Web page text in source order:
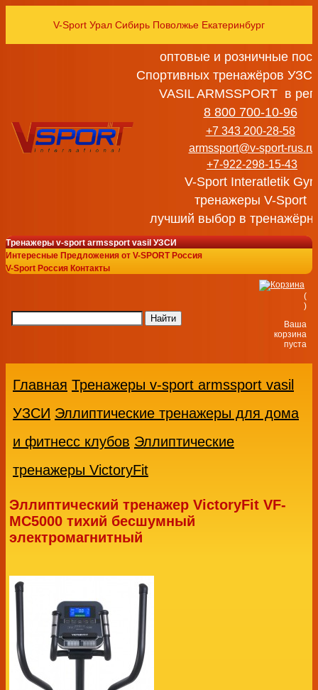
V-Sport Урал Сибирь Поволжье Екатеринбург
оптовые и розничные
Спортивных тренажёров
VASIL ARMSSPORT в
8 800 700-10-96
+7 343 200-28-58
armssport@v-sport-rus.ru
+7-922-298-15-43
V-Sport Interatletik
тренажеры V-Sport
лучший выбор в
Тренажеры v-sport armssport vasil УЗСИ
Интересные Предложения от V-SPORT Россия
V-Sport Россия Контакты
(
)
Ваша
корзина
пуста
Главная Тренажеры v-sport armssport vasil
УЗСИ Эллиптические тренажеры для дома
и фитнесс клубов Эллиптические
тренажеры VictoryFit
Эллиптический тренажер VictoryFit VF-
MC5000 тихий бесшумный
электромагнитный